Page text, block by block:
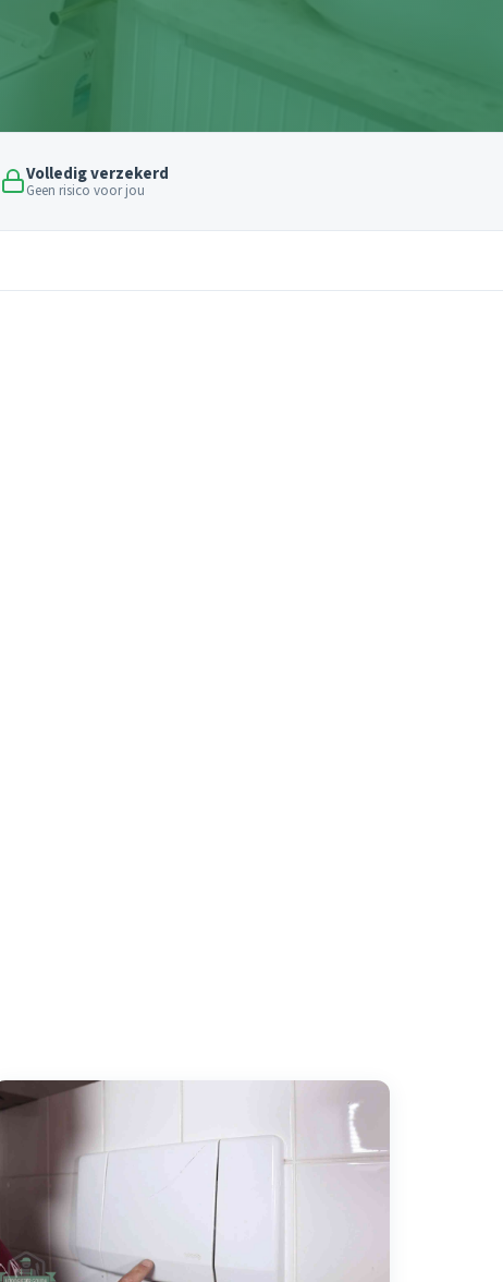
Volledig verzekerd
Geen risico voor jou